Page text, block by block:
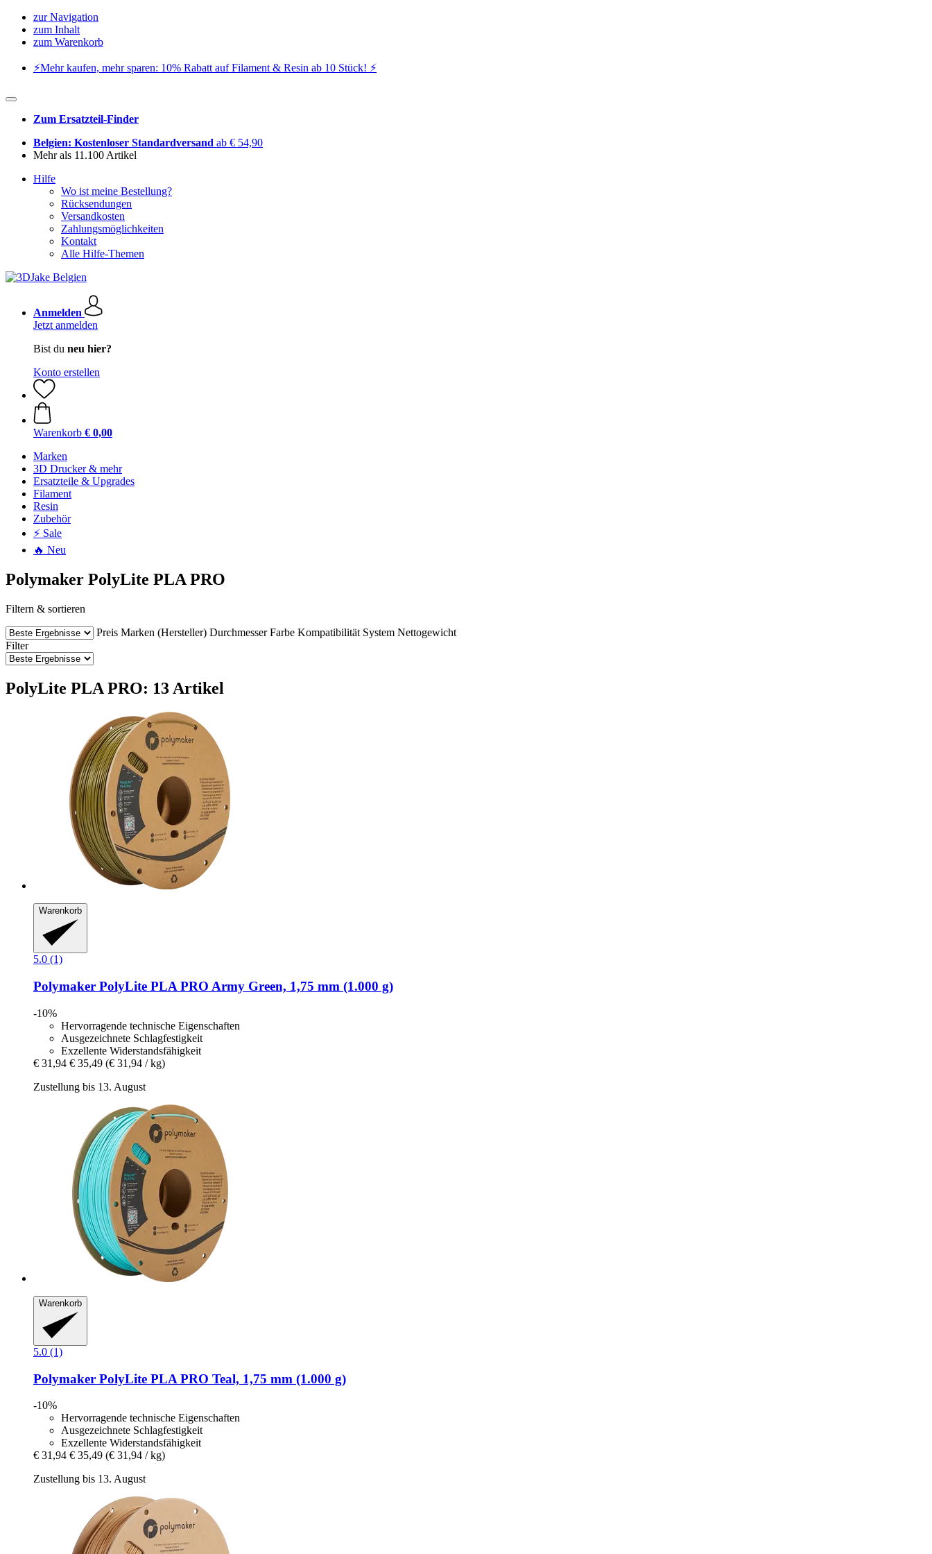
zur Navigation
zum Inhalt
zum Warenkorb
⚡️Mehr kaufen, mehr sparen: 10% Rabatt auf Filament & Resin ab 10 Stück! ⚡️
Zum Ersatzteil-Finder
Belgien: Kostenloser Standardversand ab € 54,90
Mehr als 11.100 Artikel
Hilfe
Wo ist meine Bestellung?
Rücksendungen
Versandkosten
Zahlungsmöglichkeiten
Kontakt
Alle Hilfe-Themen
Anmelden
Jetzt anmelden
Bist du neu hier?
Konto erstellen
Warenkorb € 0,00
Marken
3D Drucker & mehr
Ersatzteile & Upgrades
Filament
Resin
Zubehör
⚡ Sale
🔥 Neu
Polymaker PolyLite PLA PRO
Filtern & sortieren
Preis Marken (Hersteller) Durchmesser Farbe Kompatibilität System Nettogewicht
Filter
PolyLite PLA PRO: 13 Artikel
Warenkorb
5.0 (1)
Polymaker PolyLite PLA PRO Army Green, 1,75 mm (1.000 g)
-10%
Hervorragende technische Eigenschaften
Ausgezeichnete Schlagfestigkeit
Exzellente Widerstandsfähigkeit
€ 31,94 € 35,49 (€ 31,94 / kg)
Zustellung bis 13. August
Warenkorb
5.0 (1)
Polymaker PolyLite PLA PRO Teal, 1,75 mm (1.000 g)
-10%
Hervorragende technische Eigenschaften
Ausgezeichnete Schlagfestigkeit
Exzellente Widerstandsfähigkeit
€ 31,94 € 35,49 (€ 31,94 / kg)
Zustellung bis 13. August